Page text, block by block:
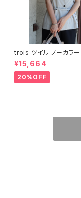
trois ツイル ノーカラージレ（T
241-83064）
¥15,664
20%OFF